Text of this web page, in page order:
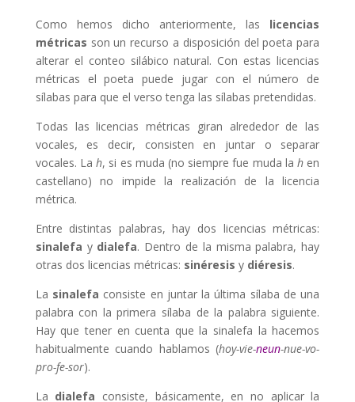
Como hemos dicho anteriormente, las licencias
métricas son un recurso a disposición del poeta para
alterar el conteo silábico natural. Con estas licencias
métricas el poeta puede jugar con el número de
sílabas para que el verso tenga las sílabas pretendidas.
Todas las licencias métricas giran alrededor de las
vocales, es decir, consisten en juntar o separar
vocales. Lah, si es muda (no siempre fue muda la h en
castellano) no impide la realización de la licencia
métrica.
Entre distintas palabras, hay dos licencias métricas:
sinalefa y dialefa. Dentro de la misma palabra, hay
otras dos licencias métricas: sinéresis y diéresis.
La sinalefa consiste en juntar la última sílaba de una
palabra con la primera sílaba de la palabra siguiente.
Hay que tener en cuenta que la sinalefa la hacemos
habitualmente cuando hablamos (hoy-vie-neun-nue-vo-
pro-fe-sor).
La dialefa consiste, básicamente, en no aplicar la